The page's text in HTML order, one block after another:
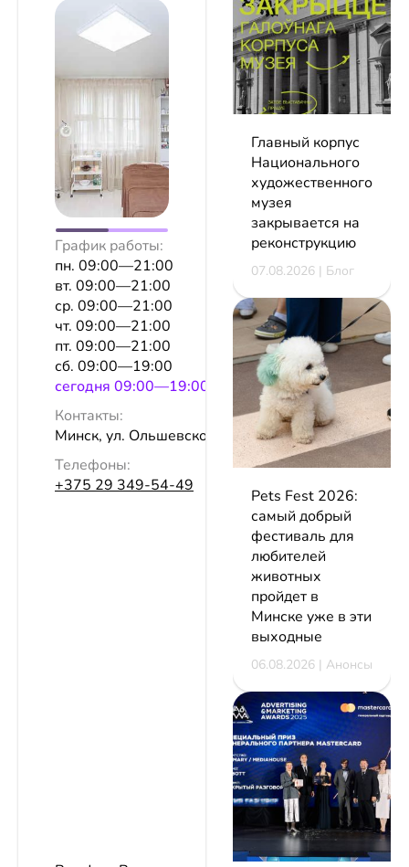
График работы:
пн. 09:00—21:00
вт. 09:00—21:00
ср. 09:00—21:00
чт. 09:00—21:00
пт. 09:00—21:00
сб. 09:00—19:00
сeгодня 09:00—19:00
Контакты:
Минск, ул. Ольшевского, 28
Телефоны:
+375 29 349-54-49
Главный корпус
Национального
художественного
музея
закрывается на
реконструкцию
07.08.2026 | Блог
Pets Fest 2026:
самый добрый
фестиваль для
любителей
животных
пройдет в
Минске уже в эти
выходные
06.08.2026 | Анонсы